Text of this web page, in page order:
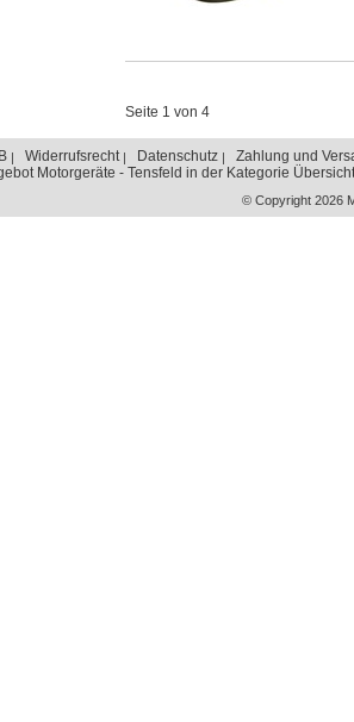
Seite 1 von 4
Widerrufsrecht Datenschutz
Zahlung und
Motorgeräte - Tensfeld in der Kategorie Übersicht
© Copyright 2026